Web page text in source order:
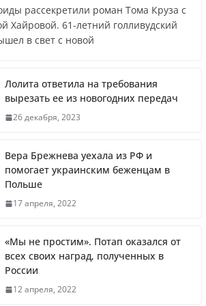
регионы России, где
мобилизация
многолетний друг Путина
Швеции продал яхту и купил
уехала из РФ и помогает
рассекретили роман Тома Круза с
Хайровой. 61-летний голливудский
в свет с новой
Лолита ответила на требования
вырезать ее из новогодних передач
26 декабря, 2023
Вера Брежнева уехала из РФ и
помогает украинским беженцам в
Польше
17 апреля, 2022
«Мы не простим». Потап оказался от
всех своих наград, полученных в
России
12 апреля, 2022